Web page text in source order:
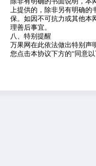
上提供的，除非另有明确的
保。如因不可抗力或其他本
理善后事宜。
八、特别提醒
万果网在此依法做出特别声
您点击本协议下方的“同意